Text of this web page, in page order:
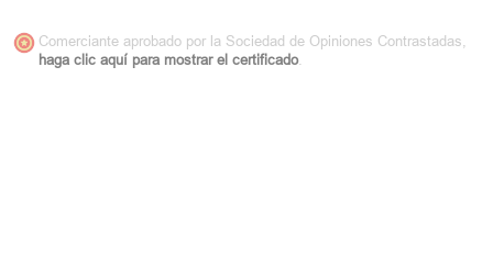
Comerciante aprobado por la Sociedad de Opiniones Contrastadas,
haga clic aquí para mostrar el certificado.